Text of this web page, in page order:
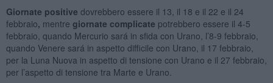
Giornate positive dovrebbero essere il 13, il 18 e il 22 e il 24
febbraio, mentre giornate complicate potrebbero essere il 4-5
febbraio, quando Mercurio sará in sfida con Urano, l’8-9 febbraio,
quando Venere sará in aspetto difficile con Urano, il 17 febbraio,
per la Luna Nuova in aspetto di tensione con Urano e il 27 febbraio,
per l’aspetto di tensione tra Marte e Urano.